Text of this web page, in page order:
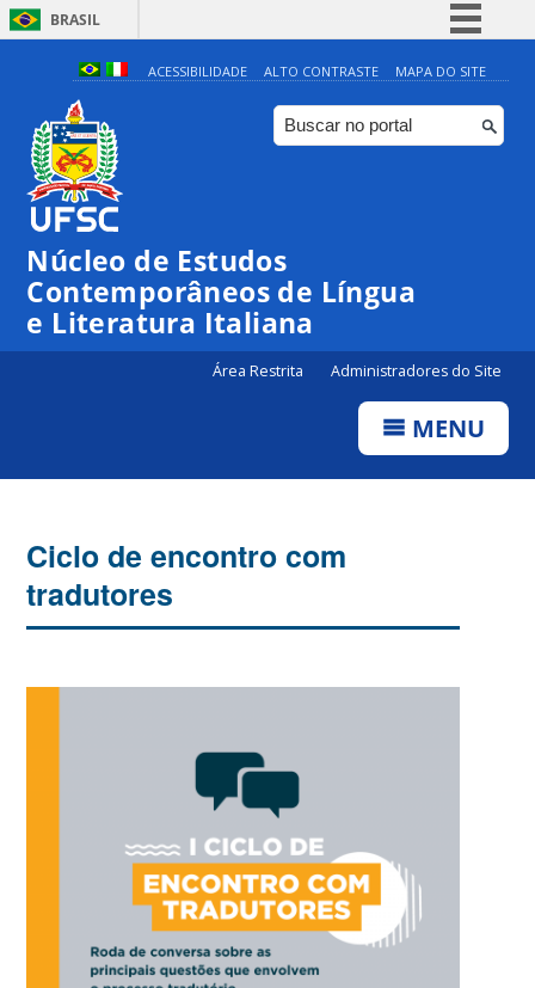
BRASIL
Simplifique!
Comunica BR
Participe
ACESSIBILIDADE ALTO CONTRASTE MAPA DO SITE
Núcleo de Estudos
Contemporâneos de Língua
e Literatura Italiana
Área Restrita Administradores do Site
MENU
Ciclo de encontro com
tradutores